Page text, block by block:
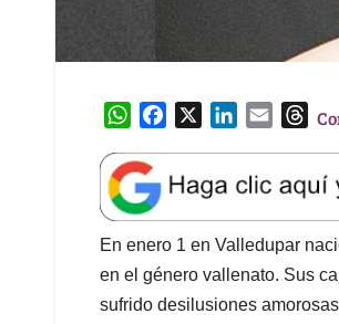
W
a
t
s
A
p
p
e
b
o
o
k
k
e
d
I
n
l
T
e
a
d
s
En enero 1 en Valledupar
en el género vallenato. Sus
sufrido desilusiones